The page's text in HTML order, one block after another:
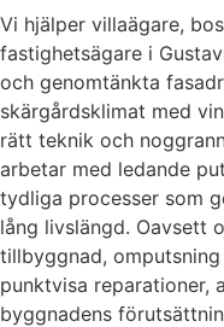
Vi hjälper villaägare,
fastighetsägare i
och genomtänkta
skärgårdsklimat med
rätt teknik och
arbetar med ledande
tydliga processer som
lång livslängd. Oavsett
tillbyggnad,
punktvisa reparationer,
byggnadens